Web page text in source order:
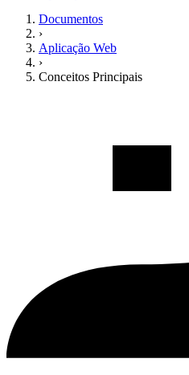
Documentos
›
Aplicação Web
›
Conceitos Principais